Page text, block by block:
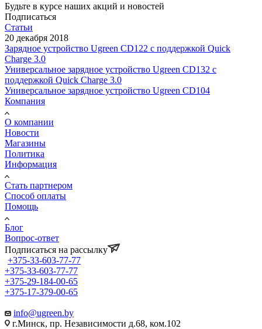
Будьте в курсе наших акций и новостей
Подписаться
Статьи
20 декабря 2018
Зарядное устройство Ugreen CD122 с поддержкой Quick
Charge 3.0
Универсальное зарядное устройство Ugreen CD132 с
поддержкой Quick Charge 3.0
Универсальное зарядное устройство Ugreen CD104
Компания
О компании
Новости
Магазины
Политика
Информация
Стать партнером
Способ оплаты
Помощь
Блог
Вопрос-ответ
Подписаться на рассылку
+375-33-603-77-77
+375-33-603-77-77
+375-29-184-00-65
+375-17-379-00-65
info@ugreen.by
г.Минск, пр. Независимости д.68, ком.102